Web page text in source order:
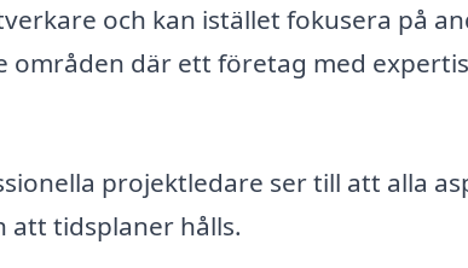
och kan istället fokusera på
områden där ett företag med
projektledare ser till att alla
att tidsplaner hålls.